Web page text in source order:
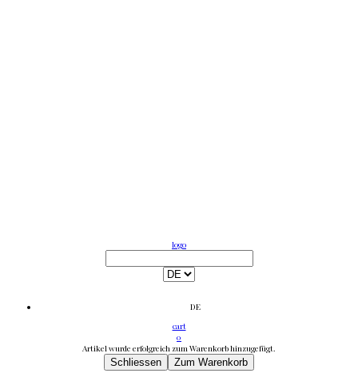
logo
DE
cart
0
Artikel wurde erfolgreich zum Warenkorb hinzugefügt.
Schliessen Zum Warenkorb